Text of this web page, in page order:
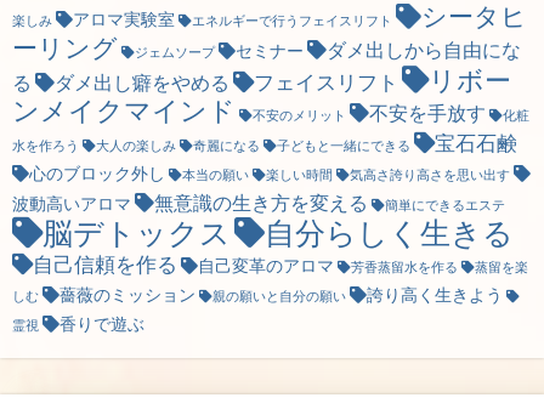
楽しみ
アロマ実験室 エネルギーで行うフェイスリフト
シータヒ
ーリング
ジェムソープ セミナー
ダメ出しから自由にな
る
ダメ出し癖をやめる フェイスリフト
リボー
ンメイクマインド
不安のメリット 不安を手放す
化粧
水を作ろう
大人の楽しみ 奇麗になる 子どもと一緒にできる 宝石石鹸
心のブロック外し 本当の願い 楽しい時間 気高さ誇り高さを思い出す
波動高いアロマ 無意識の生き方を変える 簡単にできるエステ
脳デトックス 自分らしく生きる
自己信頼を作る 自己変革のアロマ 芳香蒸留水を作る
蒸留を楽
しむ
薔薇のミッション 親の願いと自分の願い 誇り高く生きよう
霊視 香りで遊ぶ